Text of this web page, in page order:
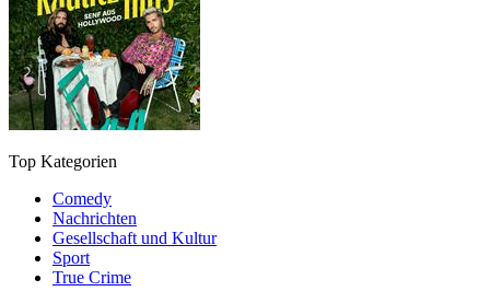
Top Kategorien
Comedy
Nachrichten
Gesellschaft und Kultur
Sport
True Crime